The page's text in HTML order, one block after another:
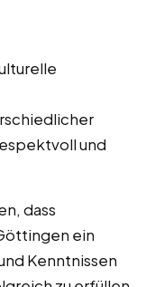
und
dass
ein
Kenntnissen